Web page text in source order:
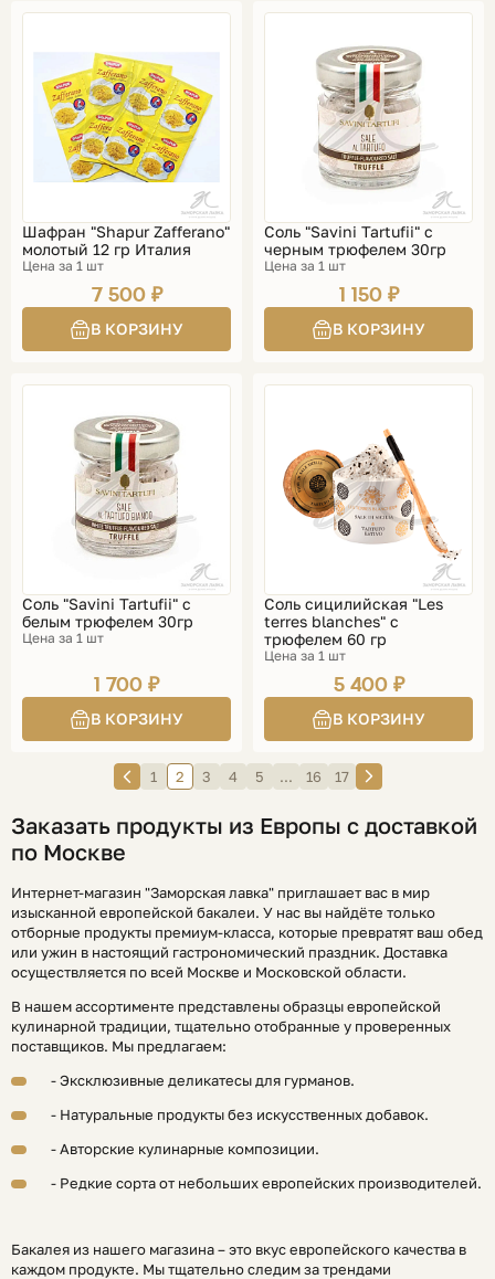
Шафран "Shapur Zafferano"
молотый 12 гр Италия
Цена за 1 шт
7 500 ₽
Соль "Savini Tartufii" с
черным трюфелем 30гр
Цена за 1 шт
1 150 ₽
Соль "Savini Tartufii" с
белым трюфелем 30гр
Цена за 1 шт
1 700 ₽
Соль сицилийская "Les
terres blanches" с
трюфелем 60 гр
Цена за 1 шт
5 400 ₽
1 2 3 4 5 ... 16 17
Заказать продукты из Европы с доставкой
по Москве
Интернет-магазин "Заморская лавка" приглашает вас в мир
изысканной европейской бакалеи. У нас вы найдёте только
отборные продукты премиум-класса, которые превратят ваш обед
или ужин в настоящий гастрономический праздник. Доставка
осуществляется по всей Москве и Московской области.
В нашем ассортименте представлены образцы европейской
кулинарной традиции, тщательно отобранные у проверенных
поставщиков. Мы предлагаем:
- Эксклюзивные деликатесы для гурманов.
- Натуральные продукты без искусственных добавок.
- Авторские кулинарные композиции.
- Редкие сорта от небольших европейских производителей.
Бакалея из нашего магазина – это вкус европейского качества в
каждом продукте. Мы тщательно следим за трендами